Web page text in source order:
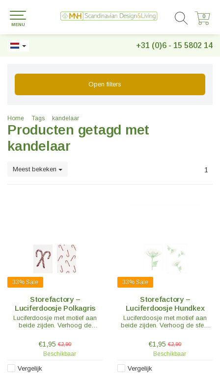
+31 (0)6 - 15 5802 14
0
0
MENU
Open filters
Home Tags kandelaar
Producten getagd met
kandelaar
Meest bekeken 1
33% Sale
Storefactory –
Luciferdoosje Polkagris
Luciferdoosje met motief aan
beide zijden. Verhoog de
aan met deze lucifers.
€1,95 €2,90
Beschikbaar
Vergelijk
33% Sale
Storefactory –
Luciferdoosje Hundkex
Luciferdoosje met motief aan
beide zijden. Verhoog de sfeer
deze lucifers.
€1,95 €2,90
Beschikbaar
Vergelijk